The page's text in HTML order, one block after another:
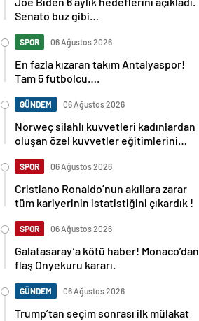
Senato buz gibi…
SPOR 06 Ağustos 2026
En fazla kızaran takım Antalyaspor!
Tam 5 futbolcu….
GÜNDEM 06 Ağustos 2026
Norweç silahlı kuvvetleri kadınlardan
oluşan özel kuvvetler eğitimlerini
SPOR 06 Ağustos 2026
Cristiano Ronaldo’nun akıllara zarar
tüm kariyerinin istatistiğini çıkardık !
SPOR 06 Ağustos 2026
Galatasaray’a kötü haber! Monaco’dan
flaş Onyekuru kararı.
GÜNDEM 06 Ağustos 2026
Trump’tan seçim sonrası ilk mülakat